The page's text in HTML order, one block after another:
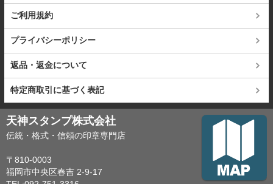
ご利用規約
プライバシーポリシー
返品・返金について
特定商取引に基づく表記
天神スタンプ株式会社
伝統・格式・信頼の印章専門店
〒810-0003
福岡市中央区春吉 2-9-17